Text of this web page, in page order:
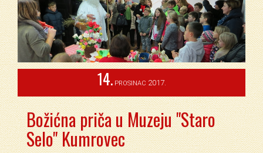
14. PROSINAC 2017.
Božićna priča u Muzeju "Staro
Selo" Kumrovec